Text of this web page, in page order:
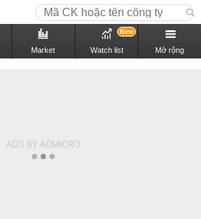
Market Watch list
New
Mở rộng